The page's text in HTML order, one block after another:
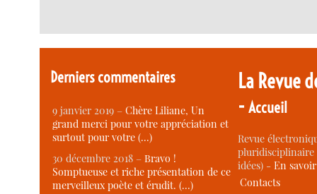
Derniers commentaires
9 janvier 2019 –Chère Liliane, Un
grand merci pour votre appréciation et
surtout pour votre (…)
30 décembre 2018 –Bravo !
Somptueuse et riche présentation de ce
merveilleux poète et érudit. (…)
La Revue
-Accueil
Revue
idées) -En
Contacts